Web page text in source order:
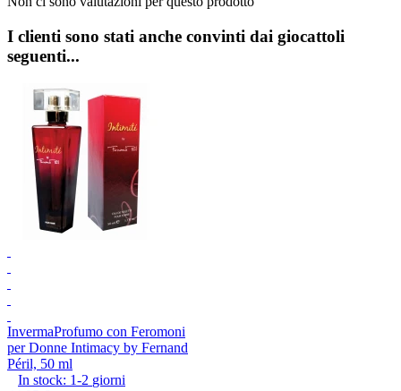
I clienti sono stati anche convinti dai giocattoli
seguenti...
InvermaProfumo con Feromoni
per Donne Intimacy by Fernand
Péril, 50 ml
In stock: 1-2 giorni